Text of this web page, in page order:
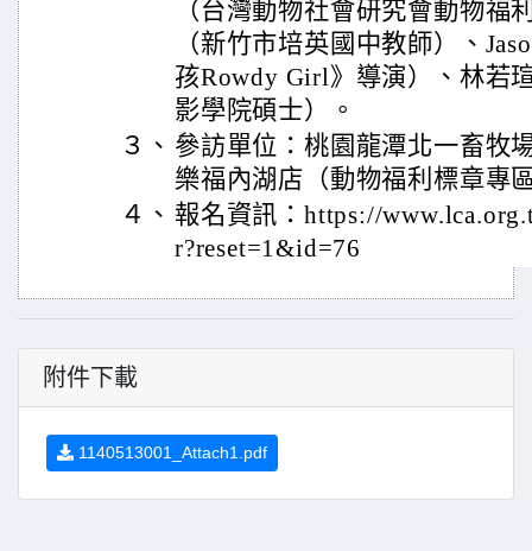
（台灣動物社會研究會動物福
（新竹市培英國中教師）、
孩Rowdy Girl》導演）、林若
影學院碩士）。
３、 參訪單位：桃園龍潭北一畜牧
樂福內湖店（動物福利標章專
４、 報名資訊：https://
r?reset=1&id=76
附件下載
1140513001_Attach1.pdf